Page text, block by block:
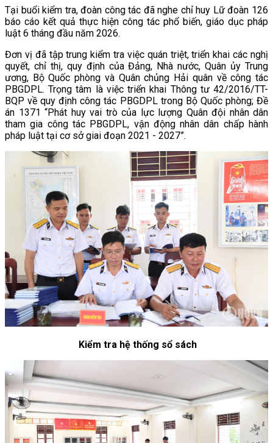
Tại buổi kiểm tra, đoàn công tác đã nghe chỉ huy Lữ đoàn 126
báo cáo kết quả thực hiện công tác phổ biến, giáo dục pháp
luật 6 tháng đầu năm 2026.
Đơn vị đã tập trung kiểm tra việc quán triệt, triển khai các nghị
quyết, chỉ thị, quy định của Đảng, Nhà nước, Quân ủy Trung
ương, Bộ Quốc phòng và Quân chủng Hải quân về công tác
PBGDPL. Trọng tâm là việc triển khai Thông tư 42/2016/TT-
BQP về quy định công tác PBGDPL trong Bộ Quốc phòng; Đề
án 1371 “Phát huy vai trò của lực lượng Quân đội nhân dân
tham gia công tác PBGDPL, vận động nhân dân chấp hành
pháp luật tại cơ sở giai đoạn 2021 - 2027”.
Kiểm tra hệ thống sổ sách